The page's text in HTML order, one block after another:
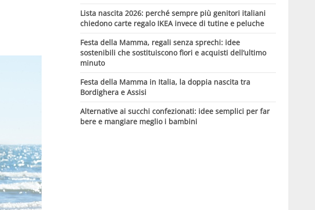
Lista nascita 2026: perché sempre più genitori italiani
chiedono carte regalo IKEA invece di tutine e peluche
Festa della Mamma, regali senza sprechi: idee
sostenibili che sostituiscono fiori e acquisti dell’ultimo
minuto
Festa della Mamma in Italia, la doppia nascita tra
Bordighera e Assisi
Alternative ai succhi confezionati: idee semplici per far
bere e mangiare meglio i bambini